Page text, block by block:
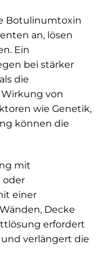
Botulinumtoxin
an, lösen
Ein
bei stärker
die
von
wie Genetik,
können die
mit
oder
einer
Decke
erfordert
verlängert die